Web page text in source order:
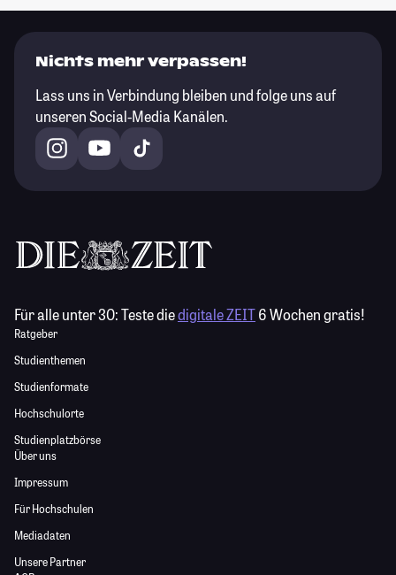
Nichts mehr verpassen!
Lass uns in Verbindung bleiben und folge uns auf
unseren Social-Media Kanälen.
Für alle unter 30:Teste diedigitale ZEIT6 Wochen gratis!
Ratgeber
Studienthemen
Studienformate
Hochschulorte
Studienplatzbörse
Über uns
Impressum
Für Hochschulen
Mediadaten
Unsere Partner